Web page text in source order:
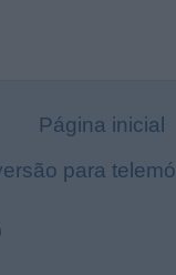
Página inicial
para